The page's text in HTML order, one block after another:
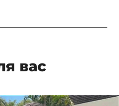
вас